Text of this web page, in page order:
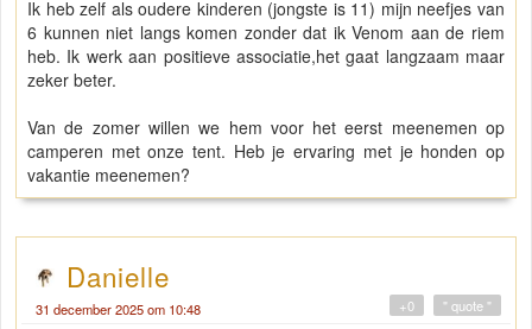
Ik heb zelf als oudere kinderen (jongste is 11) mijn neefjes van
6 kunnen niet langs komen zonder dat ik Venom aan de riem
heb. Ik werk aan positieve associatie,het gaat langzaam maar
zeker beter.
Van de zomer willen we hem voor het eerst meenemen op
camperen met onze tent. Heb je ervaring met je honden op
vakantie meenemen?
Danielle
31 december 2025 om 10:48 " quote "
+0